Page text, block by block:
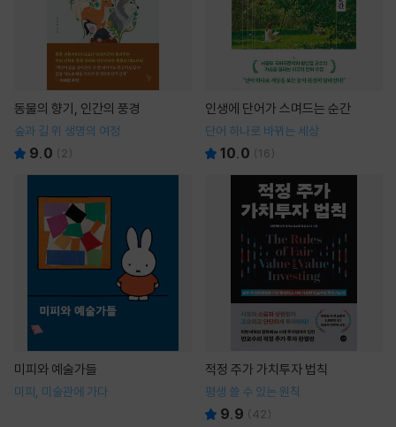
동물의 향기, 인간의 풍경
숲과 길 위 생명의 여정
9.0 ( 2)
인생에 단어가 스며드는 순간
단어 하나로 바뀌는 세상
10.0 (16)
미피와 예술가들
미피, 미술관에 가다
적정 주가 가치투자 법칙
평생 쓸 수 있는 원칙
9.9 (42)